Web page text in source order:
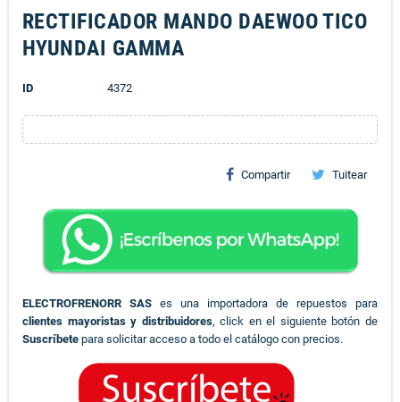
RECTIFICADOR MANDO DAEWOO TICO
HYUNDAI GAMMA
ID 4372
Compartir Tuitear
ELECTROFRENORR SAS es una importadora de repuestos para
clientes mayoristas y distribuidores, click en el siguiente botón de
Suscríbete para solicitar acceso a todo el catálogo con precios.